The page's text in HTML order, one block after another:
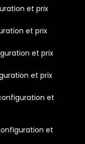
et prix
et prix
et prix
et prix
et
et